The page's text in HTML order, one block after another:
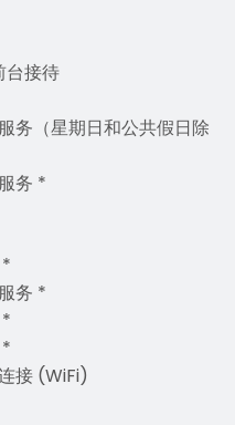
台接待
务（星期日和公共假日除
务 *
务 *
接 (WiFi)